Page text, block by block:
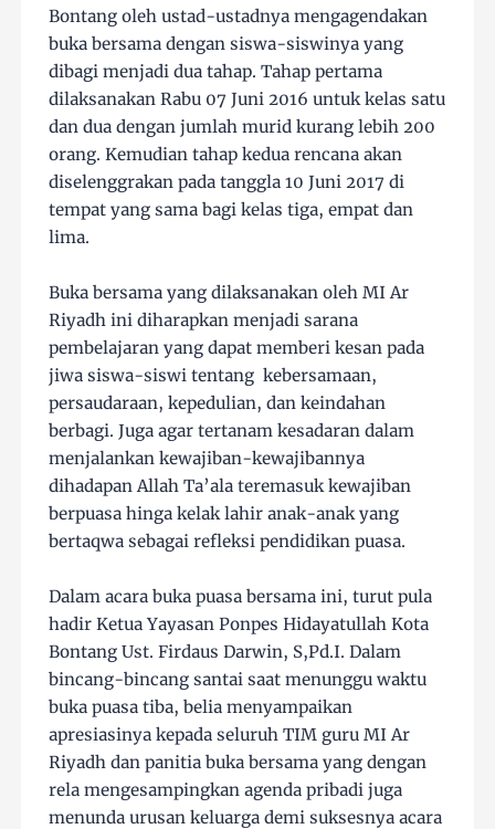
Bontang oleh ustad-ustadnya mengagendakan
buka bersama dengan siswa-siswinya yang
dibagi menjadi dua tahap. Tahap pertama
dilaksanakan Rabu 07 Juni 2016 untuk kelas satu
dan dua dengan jumlah murid kurang lebih 200
orang. Kemudian tahap kedua rencana akan
diselenggrakan pada tanggla 10 Juni 2017 di
tempat yang sama bagi kelas tiga, empat dan
lima.
Buka bersama yang dilaksanakan oleh MI Ar
Riyadh ini diharapkan menjadi sarana
pembelajaran yang dapat memberi kesan pada
jiwa siswa-siswi tentang kebersamaan,
persaudaraan, kepedulian, dan keindahan
berbagi. Juga agar tertanam kesadaran dalam
menjalankan kewajiban-kewajibannya
dihadapan Allah Ta’ala teremasuk kewajiban
berpuasa hinga kelak lahir anak-anak yang
bertaqwa sebagai refleksi pendidikan puasa.
Dalam acara buka puasa bersama ini, turut pula
hadir Ketua Yayasan Ponpes Hidayatullah Kota
Bontang Ust. Firdaus Darwin, S,Pd.I. Dalam
bincang-bincang santai saat menunggu waktu
buka puasa tiba, belia menyampaikan
apresiasinya kepada seluruh TIM guru MI Ar
Riyadh dan panitia buka bersama yang dengan
rela mengesampingkan agenda pribadi juga
menunda urusan keluarga demi suksesnya acara